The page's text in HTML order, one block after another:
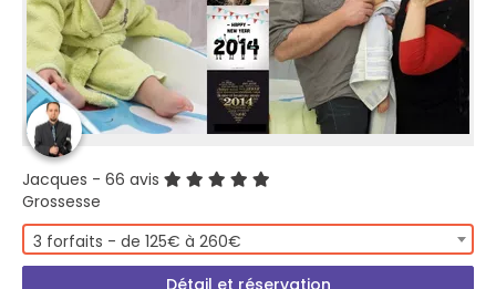
Jacques - 66 avis
Grossesse
3 forfaits - de 125€ à 260€
Détail et réservation